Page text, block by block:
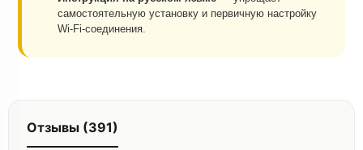
самостоятельную установку и первичную настройку
Wi-Fi-соединения.
Отзывы (391)